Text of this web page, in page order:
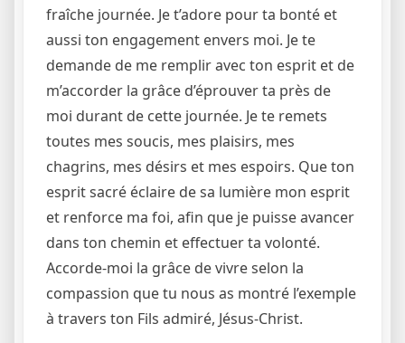
fraîche journée. Je t’adore pour ta bonté et
aussi ton engagement envers moi. Je te
demande de me remplir avec ton esprit et de
m’accorder la grâce d’éprouver ta près de
moi durant de cette journée. Je te remets
toutes mes soucis, mes plaisirs, mes
chagrins, mes désirs et mes espoirs. Que ton
esprit sacré éclaire de sa lumière mon esprit
et renforce ma foi, afin que je puisse avancer
dans ton chemin et effectuer ta volonté.
Accorde-moi la grâce de vivre selon la
compassion que tu nous as montré l’exemple
à travers ton Fils admiré, Jésus-Christ.